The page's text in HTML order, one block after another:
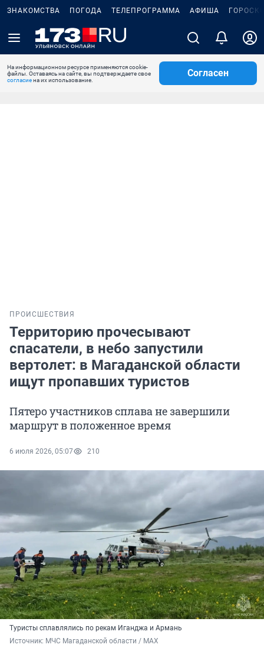
ЗНАКОМСТВА ПОГОДА ТЕЛЕПРОГРАММА АФИША
На информационном ресурсе применяются cookie-
файлы. Оставаясь на сайте, вы подтверждаете свое
согласиена их использование.
Согласен
ПРОИСШЕСТВИЯ
Территорию прочесывают
спасатели, в небо запустили
вертолет: в Магаданской области
ищут пропавших туристов
Пятеро участников сплава не завершили
маршрут в положенное время
6 июля 2026, 05:07 210
Туристы сплавлялись по рекам Иганджа и Армань
Источник: МЧС Магаданской области / МАХ